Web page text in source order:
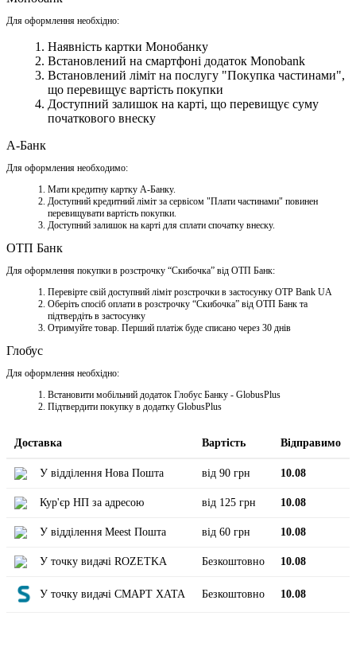
Для оформлення необхідно:
Наявність картки Монобанку
Встановлений на смартфоні додаток Monobank
Встановлений ліміт на послугу "Покупка частинами",
що перевищує вартість покупки
Доступний залишок на карті, що перевищує суму
початкового внеску
А-Банк
Для оформления необходимо:
Мати кредитну картку A-Банку.
Доступний кредитний ліміт за сервісом "Плати частинами" повинен
перевищувати вартість покупки.
Доступний залишок на карті для сплати спочатку внеску.
ОТП Банк
Для оформлення покупки в розстрочку “Скибочка” від ОТП Банк:
Перевірте свій доступний ліміт розстрочки в застосунку OTP Bank UA
Оберіть спосіб оплати в розстрочку “Скибочка” від ОТП Банк та
підтвердіть в застосунку
Отримуйте товар. Перший платіж буде списано через 30 днів
Глобус
Для оформлення необхідно:
Встановити мобільний додаток Глобус Банку - GlobusPlus
Підтвердити покупку в додатку GlobusPlus
Доставка Вартість Відправимо
У відділення Нова Пошта від 90 грн 10.08
Кур'єр НП за адресою від 125 грн 10.08
У відділення Meest Пошта від 60 грн 10.08
У точку видачі ROZETKA Безкоштовно 10.08
У точку видачі СМАРТ ХАТА Безкоштовно 10.08